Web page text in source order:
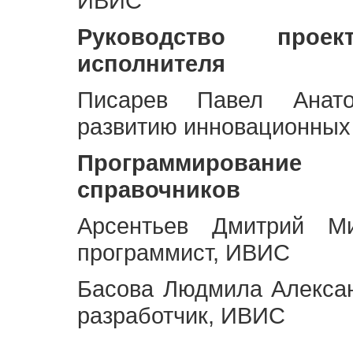
Руководство
исполнителя
Писарев Павел
развитию
Программирование
справочников
Арсентьев Дмитрий
программист, ИВИС
Басова Людмила
разработчик, ИВИС